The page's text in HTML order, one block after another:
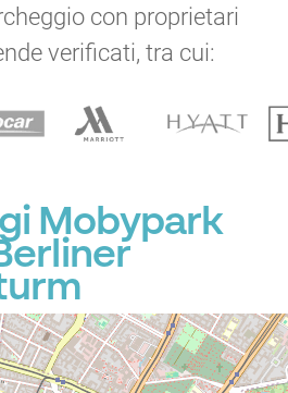
con proprietari
verificati, tra cui:
Mobypark